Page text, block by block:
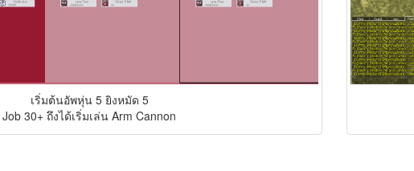
เริ่มต้นอัพหุ่น 5 ยิงหมัด 5
Job 30+ ถึงได้เริ่มเล่น Arm Cannon